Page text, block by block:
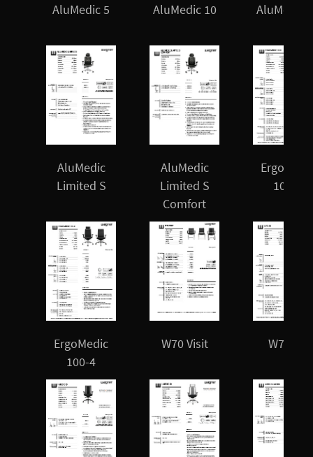
AluMedic 5 AluMedic 10 AluMedic
AluMedic
Limited S
AluMedic
Limited S
Comfort
100-1
ErgoMedic
100-4
W70 Visit W70 3D